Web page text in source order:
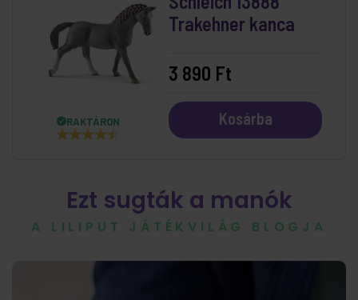
RAKTÁRON
Trakehner kanca
3 890 Ft
Kosárba
Ezt sugták a manók
A LILIPUT JÁTÉKVILÁG BLOGJA